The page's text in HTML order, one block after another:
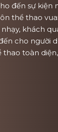
đến sự kiện
thể thao vua:
khách
cho người
toàn diện,